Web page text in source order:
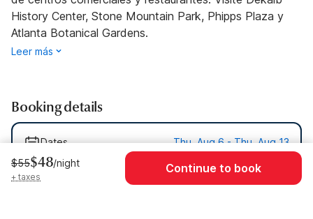
History Center, Stone Mountain Park, Phipps Plaza y
Atlanta Botanical Gardens.
Leer más
Booking details
Dates Thu, Aug 6 - Thu, Aug 13
Guests 1 Guest
$55$48/night
+ taxes
Continue to book